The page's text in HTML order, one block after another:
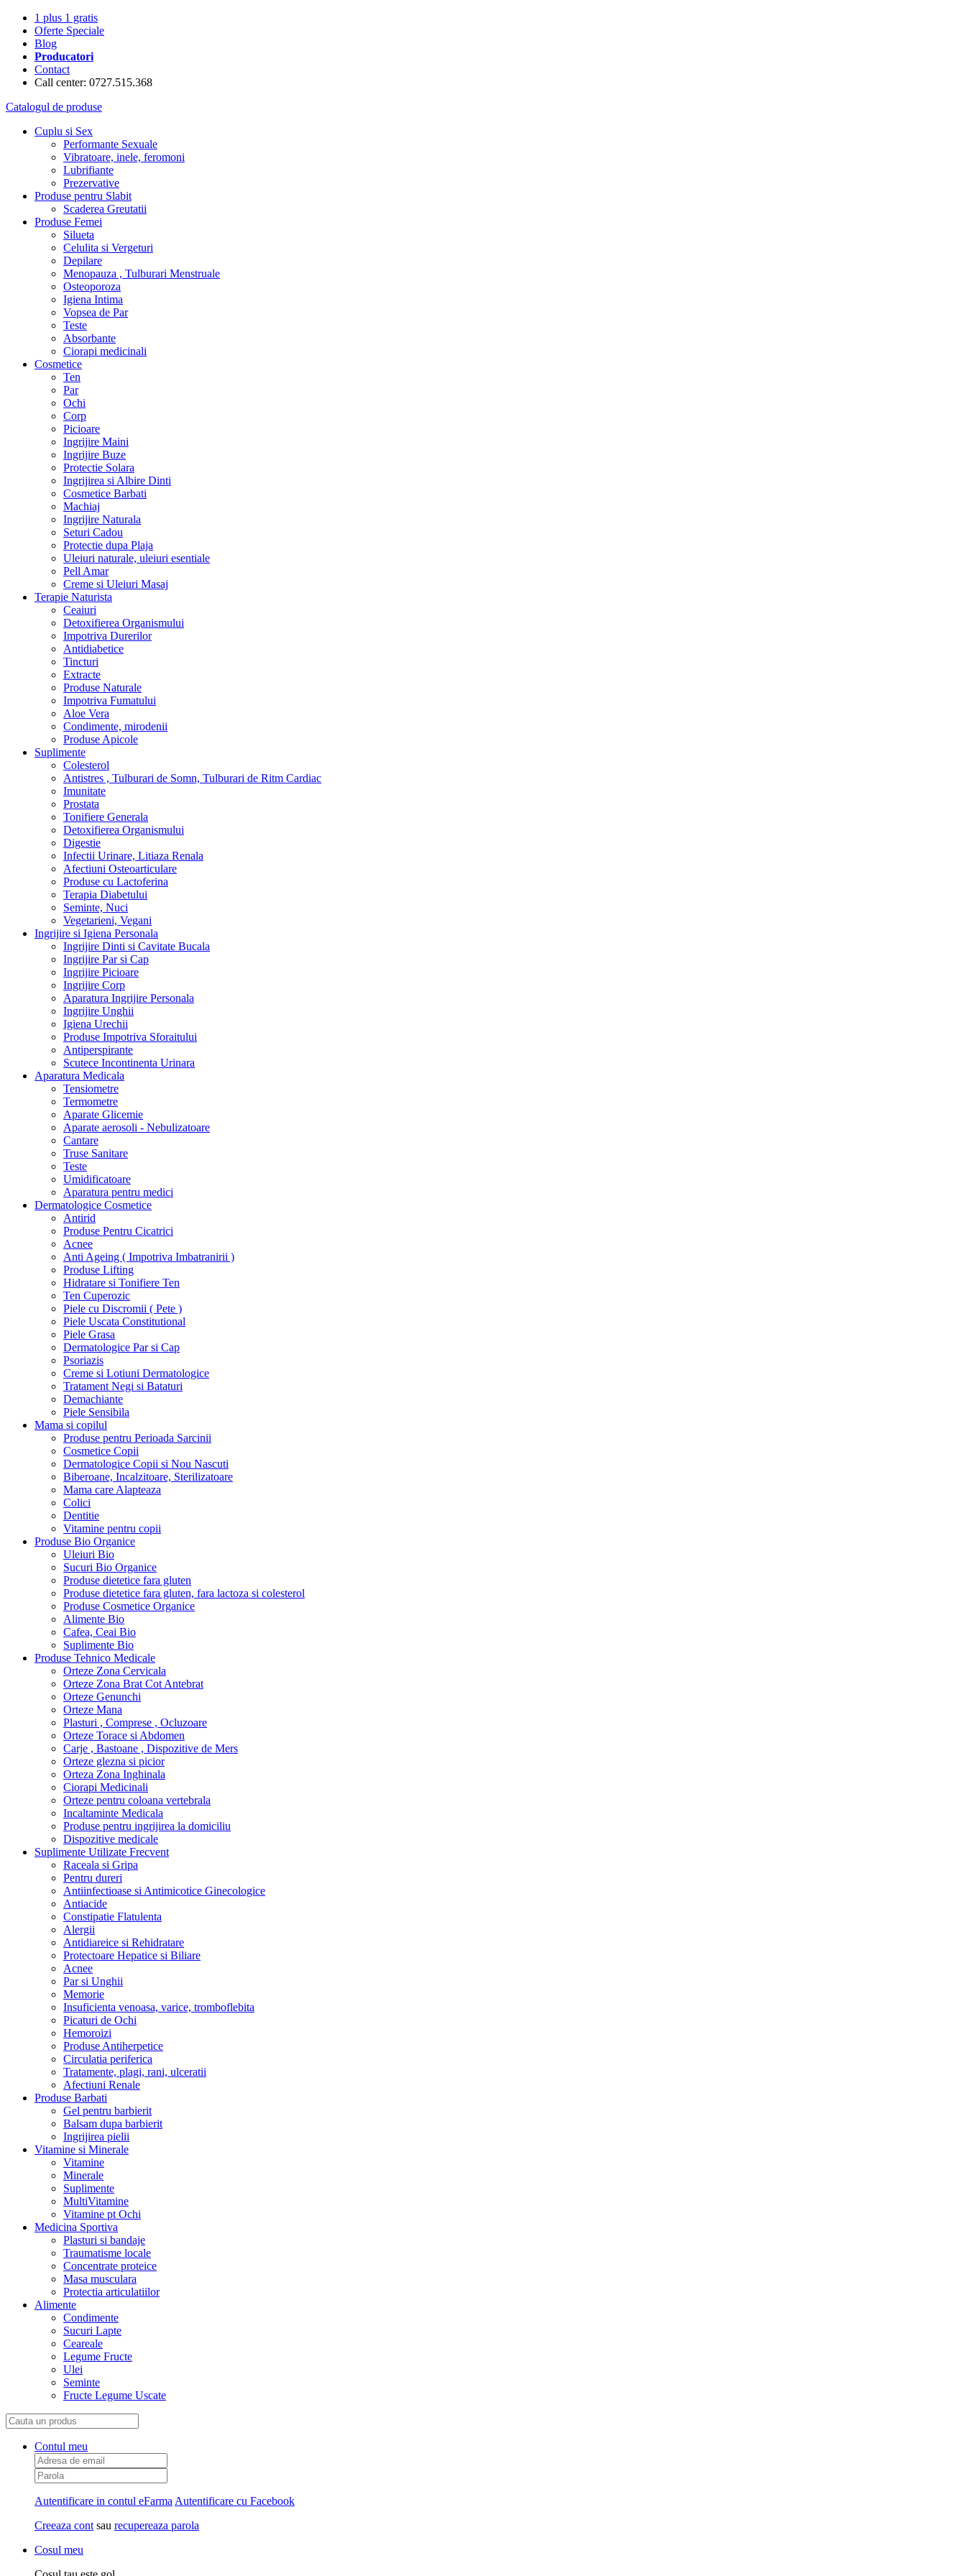
1 plus 1 gratis
Oferte Speciale
Blog
Producatori
Contact
Call center: 0727.515.368
Catalogul de produse
Cuplu si Sex
Performante Sexuale
Vibratoare, inele, feromoni
Lubrifiante
Prezervative
Produse pentru Slabit
Scaderea Greutatii
Produse Femei
Silueta
Celulita si Vergeturi
Depilare
Menopauza , Tulburari Menstruale
Osteoporoza
Igiena Intima
Vopsea de Par
Teste
Absorbante
Ciorapi medicinali
Cosmetice
Ten
Par
Ochi
Corp
Picioare
Ingrijire Maini
Ingrijire Buze
Protectie Solara
Ingrijirea si Albire Dinti
Cosmetice Barbati
Machiaj
Ingrijire Naturala
Seturi Cadou
Protectie dupa Plaja
Uleiuri naturale, uleiuri esentiale
Pell Amar
Creme si Uleiuri Masaj
Terapie Naturista
Ceaiuri
Detoxifierea Organismului
Impotriva Durerilor
Antidiabetice
Tincturi
Extracte
Produse Naturale
Impotriva Fumatului
Aloe Vera
Condimente, mirodenii
Produse Apicole
Suplimente
Colesterol
Antistres , Tulburari de Somn, Tulburari de Ritm Cardiac
Imunitate
Prostata
Tonifiere Generala
Detoxifierea Organismului
Digestie
Infectii Urinare, Litiaza Renala
Afectiuni Osteoarticulare
Produse cu Lactoferina
Terapia Diabetului
Seminte, Nuci
Vegetarieni, Vegani
Ingrijire si Igiena Personala
Ingrijire Dinti si Cavitate Bucala
Ingrijire Par si Cap
Ingrijire Picioare
Ingrijire Corp
Aparatura Ingrijire Personala
Ingrijire Unghii
Igiena Urechii
Produse Impotriva Sforaitului
Antiperspirante
Scutece Incontinenta Urinara
Aparatura Medicala
Tensiometre
Termometre
Aparate Glicemie
Aparate aerosoli - Nebulizatoare
Cantare
Truse Sanitare
Teste
Umidificatoare
Aparatura pentru medici
Dermatologice Cosmetice
Antirid
Produse Pentru Cicatrici
Acnee
Anti Ageing ( Impotriva Imbatranirii )
Produse Lifting
Hidratare si Tonifiere Ten
Ten Cuperozic
Piele cu Discromii ( Pete )
Piele Uscata Constitutional
Piele Grasa
Dermatologice Par si Cap
Psoriazis
Creme si Lotiuni Dermatologice
Tratament Negi si Bataturi
Demachiante
Piele Sensibila
Mama si copilul
Produse pentru Perioada Sarcinii
Cosmetice Copii
Dermatologice Copii si Nou Nascuti
Biberoane, Incalzitoare, Sterilizatoare
Mama care Alapteaza
Colici
Dentitie
Vitamine pentru copii
Produse Bio Organice
Uleiuri Bio
Sucuri Bio Organice
Produse dietetice fara gluten
Produse dietetice fara gluten, fara lactoza si colesterol
Produse Cosmetice Organice
Alimente Bio
Cafea, Ceai Bio
Suplimente Bio
Produse Tehnico Medicale
Orteze Zona Cervicala
Orteze Zona Brat Cot Antebrat
Orteze Genunchi
Orteze Mana
Plasturi , Comprese , Ocluzoare
Orteze Torace si Abdomen
Carje , Bastoane , Dispozitive de Mers
Orteze glezna si picior
Orteza Zona Inghinala
Ciorapi Medicinali
Orteze pentru coloana vertebrala
Incaltaminte Medicala
Produse pentru ingrijirea la domiciliu
Dispozitive medicale
Suplimente Utilizate Frecvent
Raceala si Gripa
Pentru dureri
Antiinfectioase si Antimicotice Ginecologice
Antiacide
Constipatie Flatulenta
Alergii
Antidiareice si Rehidratare
Protectoare Hepatice si Biliare
Acnee
Par si Unghii
Memorie
Insuficienta venoasa, varice, tromboflebita
Picaturi de Ochi
Hemoroizi
Produse Antiherpetice
Circulatia periferica
Tratamente, plagi, rani, ulceratii
Afectiuni Renale
Produse Barbati
Gel pentru barbierit
Balsam dupa barbierit
Ingrijirea pielii
Vitamine si Minerale
Vitamine
Minerale
Suplimente
MultiVitamine
Vitamine pt Ochi
Medicina Sportiva
Plasturi si bandaje
Traumatisme locale
Concentrate proteice
Masa musculara
Protectia articulatiilor
Alimente
Condimente
Sucuri Lapte
Ceareale
Legume Fructe
Ulei
Seminte
Fructe Legume Uscate
Contul meu
Autentificare in contul eFarma Autentificare cu Facebook
Creeaza cont sau recupereaza parola
Cosul meu